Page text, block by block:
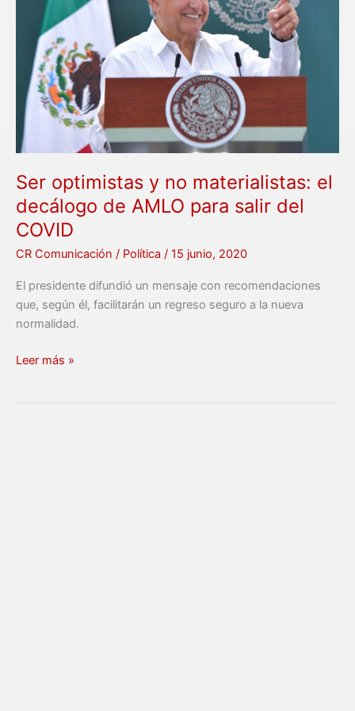
Ser optimistas y no materialistas: el
decálogo de AMLO para salir del
COVID
CR Comunicación / Política / 15 junio, 2020
El presidente difundió un mensaje con recomendaciones
que, según él, facilitarán un regreso seguro a la nueva
normalidad.
materialistas:
decálogo
AMLO
para
salir
del
COVID
Leer más »